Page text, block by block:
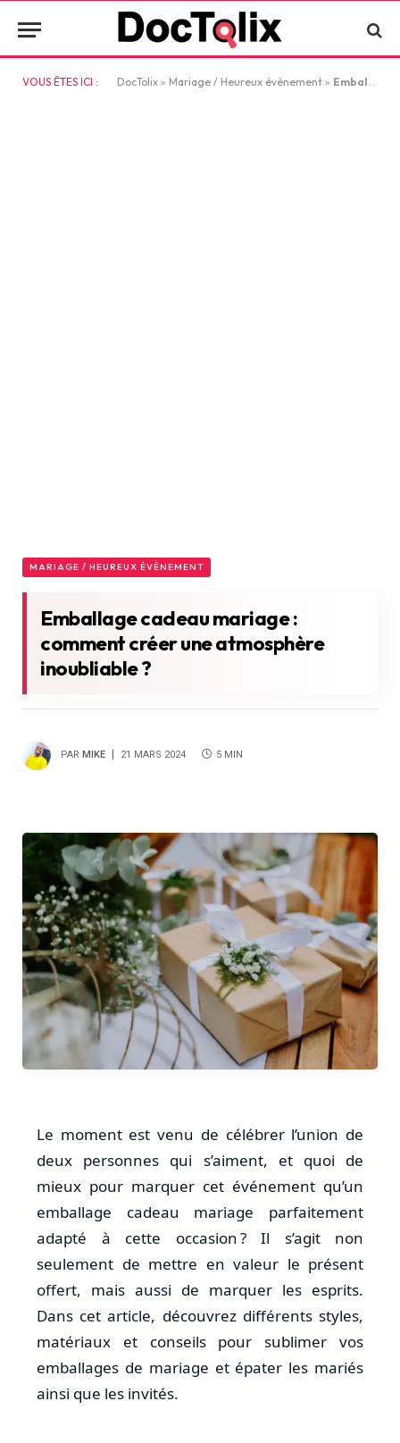
VOUS ÊTES ICI : DocTolix » Mariage / Heureux évènement » Emballage cadeau mariage : comment créer une atmosphère inoubliable ?
MARIAGE / HEUREUX ÉVÈNEMENT
Emballage cadeau mariage :
comment créer une atmosphère
inoubliable ?
PAR MIKE 21 MARS 2024 5 MIN
Le moment est venu de célébrer l’union de
deux personnes qui s’aiment, et quoi de
mieux pour marquer cet événement qu’un
emballage cadeau mariage parfaitement
adapté à cette occasion ? Il s’agit non
seulement de mettre en valeur le présent
offert, mais aussi de marquer les esprits.
Dans cet article, découvrez différents styles,
matériaux et conseils pour sublimer vos
emballages de mariage et épater les mariés
ainsi que les invités.